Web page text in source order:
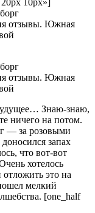
Знаю-знаю,
ничего на потом.
— за розовыми
запах
что вот-вот
хотелось
это на
мелкий
[one_half